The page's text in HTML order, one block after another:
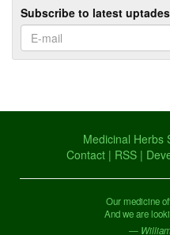
Subscribe to latest uptades
Medicinal Herbs
Contact| RSS|
Our medicine
And we are
— William